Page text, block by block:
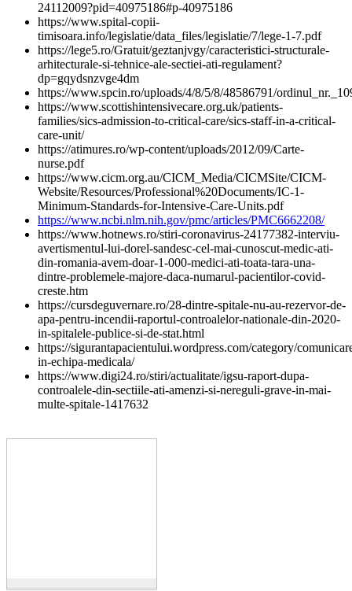
24112009?pid=40975186#p-40975186
https://www.spital-copii-
timisoara.info/legislatie/data_files/legislatie/7/lege-1-7.pdf
https://lege5.ro/Gratuit/geztanjvgy/caracteristici-structurale-
arhitecturale-si-tehnice-ale-sectiei-ati-regulament?
dp=gqydsnzvge4dm
https://www.spcin.ro/uploads/4/8/5/8/48586791/
https://www.scottishintensivecare.org.uk/patients-
families/sics-admission-to-critical-care/sics-staff-in-a-critical-
care-unit/
https://atimures.ro/wp-content/uploads/2012/09/Carte-
nurse.pdf
https://www.cicm.org.au/CICM_Media/CICMSite/CICM-
Website/Resources/Professional%20Documents/IC-1-
Minimum-Standards-for-Intensive-Care-Units.pdf
https://www.ncbi.nlm.nih.gov/pmc/articles/PMC6662208/
https://www.hotnews.ro/stiri-coronavirus-24177382-interviu-
avertismentul-lui-dorel-sandesc-cel-mai-cunoscut-medic-ati-
din-romania-avem-doar-1-000-medici-ati-toata-tara-una-
dintre-problemele-majore-daca-numarul-pacientilor-covid-
creste.htm
https://cursdeguvernare.ro/28-dintre-spitale-nu-au-rezervor-de-
apa-pentru-incendii-raportul-controalelor-nationale-din-2020-
in-spitalele-publice-si-de-stat.html
https://sigurantapacientului.wordpress.com/category/
in-echipa-medicala/
https://www.digi24.ro/stiri/actualitate/igsu-raport-dupa-
controalele-din-sectiile-ati-amenzi-si-nereguli-grave-in-mai-
multe-spitale-1417632